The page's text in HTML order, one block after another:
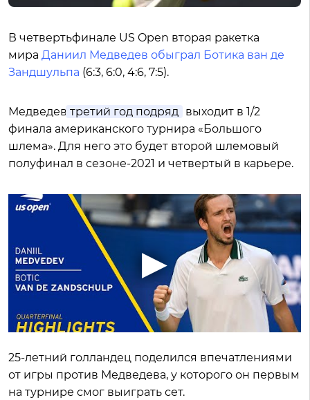
В четвертьфинале US Open вторая ракетка
мира Даниил Медведев обыграл Ботика ван де
Зандшульпа (6:3, 6:0, 4:6, 7:5).
Медведев третий год подряд выходит в 1/2
финала американского турнира «Большого
шлема». Для него это будет второй шлемовый
полуфинал в сезоне-2021 и четвертый в карьере.
25-летний голландец поделился впечатлениями
от игры против Медведева, у которого он первым
на турнире смог выиграть сет.